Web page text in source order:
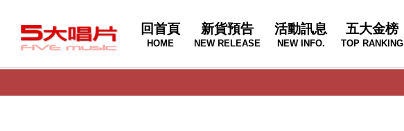
回首頁
HOME
新貨預告
NEW RELEASE
活動訊息
NEW INFO.
五大金榜
TOP RANKING